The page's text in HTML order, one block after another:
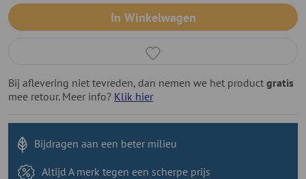
In Winkelwagen
Bij aflevering niet tevreden, dan nemen we het product gratis
mee retour. Meer info? Klik hier
Bijdragen aan een beter milieu
Altijd A merk tegen een scherpe prijs